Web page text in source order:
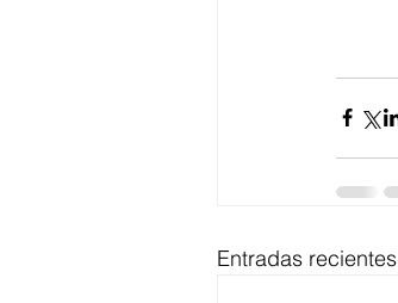
Entradas recientes